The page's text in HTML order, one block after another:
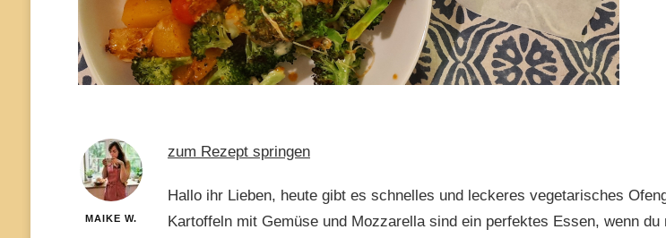
MAIKE W.
zum Rezept springen
Hallo ihr Lieben, heute gibt es schnelles und leckeres vegetarisches
Kartoffeln mit Gemüse und Mozzarella sind ein perfektes Essen, wenn du